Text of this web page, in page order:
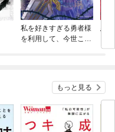
私を好きすぎる勇者様
を利用して、今世こそ
悪
もっと見る